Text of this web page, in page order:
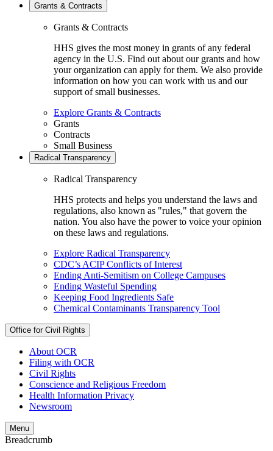
Grants & Contracts
Grants & Contracts
HHS gives the most money in grants of any federal
agency in the U.S. Find out about our grants and how
your organization can apply for them. We also provide
information on how you can work with us and our
support of small businesses.
Explore Grants & Contracts
Grants
Contracts
Small Business
Radical Transparency
Radical Transparency
HHS protects and helps you understand the laws and
regulations, also known as "rules," that govern the
nation. You also have the power to voice your opinion
on these laws and regulations.
Explore Radical Transparency
CDC’s ACIP Conflicts of Interest
Ending Anti-Semitism on College Campuses
Ending Wasteful Spending
Keeping Food Ingredients Safe
Chemical Contaminants Transparency Tool
Office for Civil Rights
About OCR
Filing with OCR
Civil Rights
Conscience and Religious Freedom
Health Information Privacy
Newsroom
Menu
Breadcrumb